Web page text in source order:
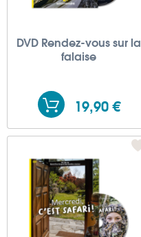
DVD Rendez-vous sur la
falaise
19,90 €